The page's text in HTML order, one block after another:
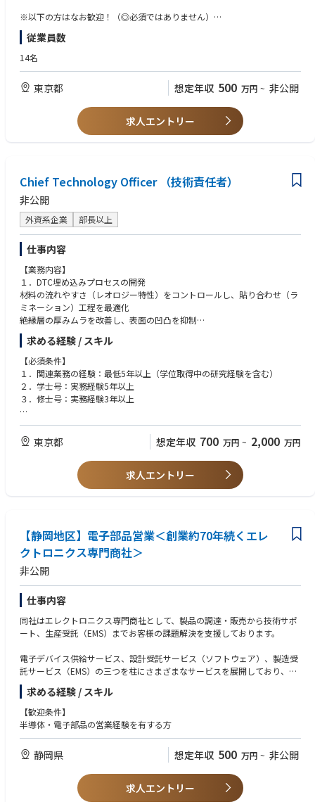
【語学力が光る＆外資系ならではの働きやすさ！】“お肉”を通じて世界と
アメリカに本社を持ち、アジアやヨーロッパなど世界に24の支社を持つP
MI Foods。
当社は、その日本法人として2017年に誕生した会社です。近年、日本での
活動も軌道に乗り、昨対比で大幅な成長を遂げている当社。
「食に興味がある」「外資系企業で働きたい」などの思いがある経験者
は、ぜひ当社の環境をチェックしてください！
※以下の方はなお歓迎！（◎必須ではありません）
◇食品業界・食肉業界での経験者
◇英語・フランス語・スペイン語のスキル
従業員数
14名
東京都 想定年収 500 万円 ~ 非公開
求人エントリー
Chief Technology Officer （技術責任者）
非公開
外資系企業 部長以上
仕事内容
【業務内容】
１．DTC埋め込みプロセスの開発
材料の流れやすさ（レオロジー特性）をコントロールし、貼り合わせ（ラ
ミネーション）工程を最適化
絶縁層の厚みムラを改善し、表面の凹凸を抑制
２．ダイ接合（Die Attach）プロセスの開発
チップを高精度に貼り付けるための技術
熱圧着接合（TCB）のプロセス開発
チップ表面の処理技術
３．一次接続（First Level Interconnection）技術
微細なスモールビアの形成
微細バンプ形成のための高度なめっき技術（バッチ式）
４．キャビティ形成技術
キャビティ（くぼみ）のサイズや形状を高精度に制御
求める経験 / スキル
【必須条件】
１．関連業務の経験：最低5年以上（学位取得中の研究経験を含む）
２．学士号：実務経験5年以上
３．修士号：実務経験3年以上
【尚可】
１．関連分野における博士号以上を有すること
２．EMIB™またはDTC埋め込み技術に関する実務での研究開発経験
３．FCBGAのめっき・回路形成・ラミネーション工程に関する実務経験
４．電気めっきおよび無電解めっきに関する研究経験
５．めっき添加剤、波形設計、薬液開発の経験
東京都 想定年収 700 万円 ~ 2,000 万円
求人エントリー
【静岡地区】電子部品営業＜創業約70年続くエレ
クトロニクス専門商社＞
非公開
仕事内容
同社はエレクトロニクス専門商社として、製品の調達・販売から技術サポ
ート、生産受託（EMS）までお客様の課題解決を支援しております。
電子デバイス供給サービス、設計受託サービス（ソフトウェア）、製造受
託サービス（EMS）の三つを柱にさまざまなサービスを展開しており、設
計受託サービス（ソフトウェア）部門では、国内外のパートナーによる、
ソフトウェア・ハードウェアを含むシステム開発/OS/ミドルウェア等の基
本ソフト、IPからアプリケーションソフト、ラピッドプロトタイピングの
ための評価ボード提供からハード開発等の受託開発を行っています。さら
対応しております。
本ポジションでは、静岡地区の事業立ち上げメンバーとして、主に静岡地
区の顧客向けの電子部品営業をお任せいたします。
求める経験 / スキル
【歓迎条件】
半導体・電子部品の営業経験を有する方
静岡県 想定年収 500 万円 ~ 非公開
求人エントリー